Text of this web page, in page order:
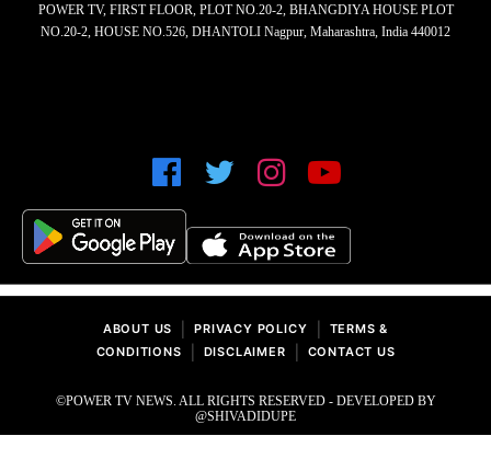
POWER TV, FIRST FLOOR, PLOT NO.20-2, BHANGDIYA HOUSE PLOT
NO.20-2, HOUSE NO.526, DHANTOLI Nagpur, Maharashtra, India 440012
ABOUT US PRIVACY POLICY
TERMS &
CONDITIONS
DISCLAIMER CONTACT US
©POWER TV NEWS. ALL RIGHTS RESERVED - DEVELOPED BY
@SHIVADIDUPE